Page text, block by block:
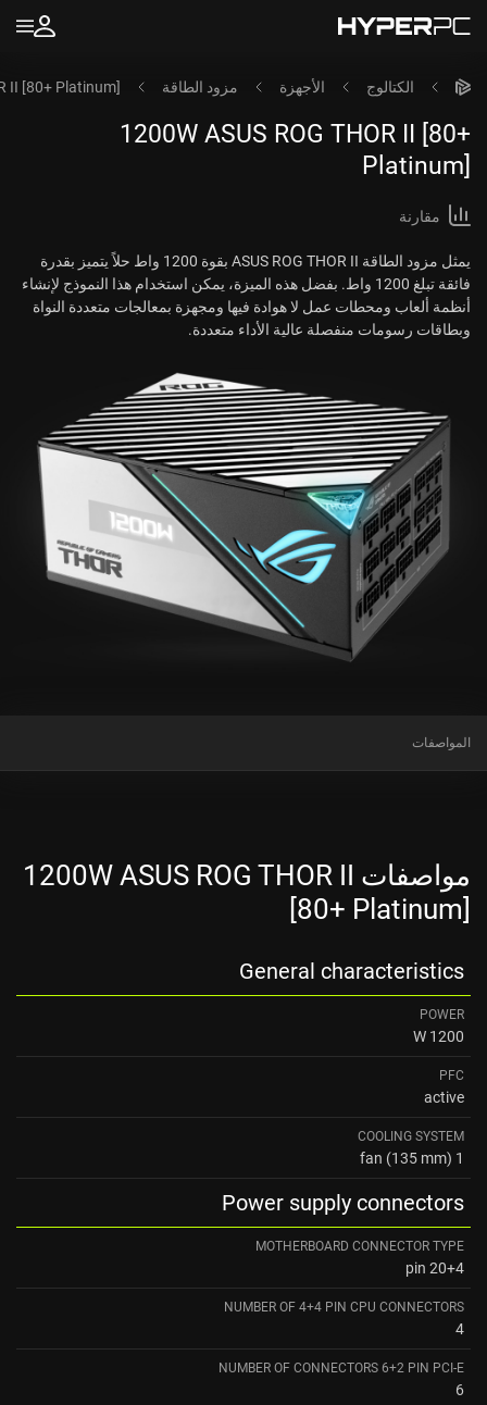
الكتالوج الأجهزة مزود الطاقة II [80+ Platinum]
1200W ASUS ROG THOR II [80+
Platinum]
مقارنة
يمثل مزود الطاقة ASUS ROG THOR II بقوة 1200 واط حلاً يتميز بقدرة
فائقة تبلغ 1200 واط. بفضل هذه الميزة، يمكن استخدام هذا النموذج لإنشاء
أنظمة ألعاب ومحطات عمل لا هوادة فيها ومجهزة بمعالجات متعددة النواة
وبطاقات رسومات منفصلة عالية الأداء متعددة.
المواصفات
مواصفات 1200W ASUS ROG THOR II
[80+ Platinum]
General characteristics
POWER
1200 W
PFC
active
COOLING SYSTEM
1 fan (135 mm)
Power supply connectors
MOTHERBOARD CONNECTOR TYPE
20+4 pin
NUMBER OF 4+4 PIN CPU CONNECTORS
4
NUMBER OF CONNECTORS 6+2 PIN PCI-E
6